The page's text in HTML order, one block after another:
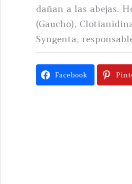
dañan a las abejas.
(Gaucho),
Syngenta,
Facebook